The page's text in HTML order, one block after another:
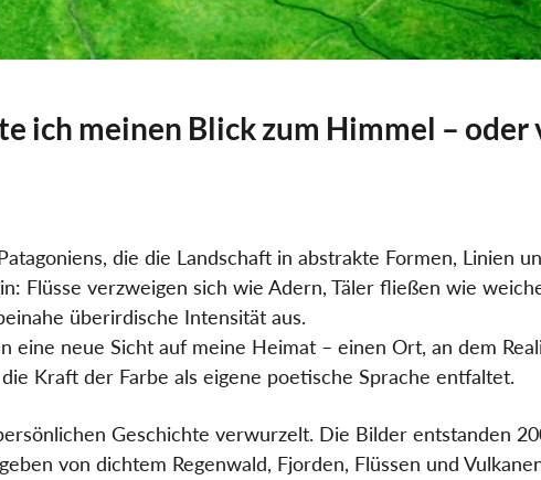
ich meinen Blick zum Himmel – oder
die die Landschaft in abstrakte Formen, Linien
Flüsse verzweigen sich wie Adern, Täler fließen wie
überirdische Intensität aus.
eine neue Sicht auf meine Heimat – einen Ort, an dem
Kraft der Farbe als eigene poetische Sprache entfaltet.
Geschichte verwurzelt. Die Bilder entstanden
von dichtem Regenwald, Fjorden, Flüssen und